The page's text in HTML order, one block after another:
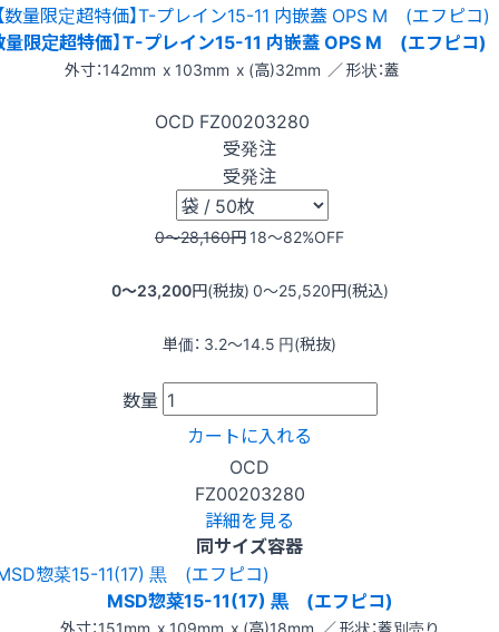
量限定超特価】T-プレイン15-11 内嵌蓋 OPS M (エフピコ)
外寸：142mm x 103mm x (高)32mm ／ 形状：蓋
OCD FZ00203280
受発注
受発注
0〜28,160円 18〜82%OFF
0〜23,200円(税抜) 0〜25,520円(税込)
単価： 3.2〜14.5 円(税抜)
数量
カートに入れる
OCD
FZ00203280
詳細を見る
同サイズ容器
MSD惣菜15-11(17) 黒 (エフピコ)